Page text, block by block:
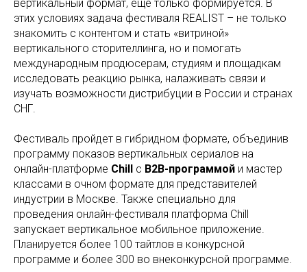
вертикальный формат, еще только формируется. В
этих условиях задача фестиваля REALIST – не только
знакомить с контентом и стать «витриной»
вертикального сторителлинга, но и помогать
международным продюсерам, студиям и площадкам
исследовать реакцию рынка, налаживать связи и
изучать возможности дистрибуции в России и странах
СНГ.
Фестиваль пройдет в гибридном формате, объединив
программу показов вертикальных сериалов на
онлайн-платформе Chill с B2B-программой и мастер
классами в очном формате для представителей
индустрии в Москве. Также специально для
проведения онлайн-фестиваля платформа Chill
запускает вертикальное мобильное приложение.
Планируется более 100 тайтлов в конкурсной
программе и более 300 во внеконкурсной программе.